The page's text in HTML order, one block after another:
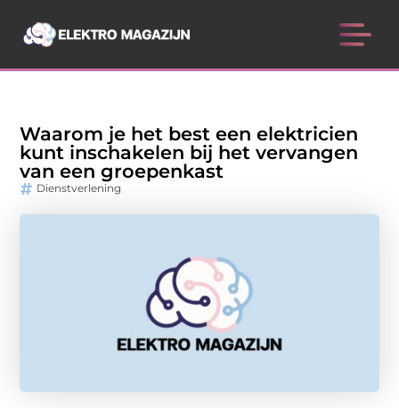
Waarom je het best een elektricien
kunt inschakelen bij het vervangen
van een groepenkast
Dienstverlening